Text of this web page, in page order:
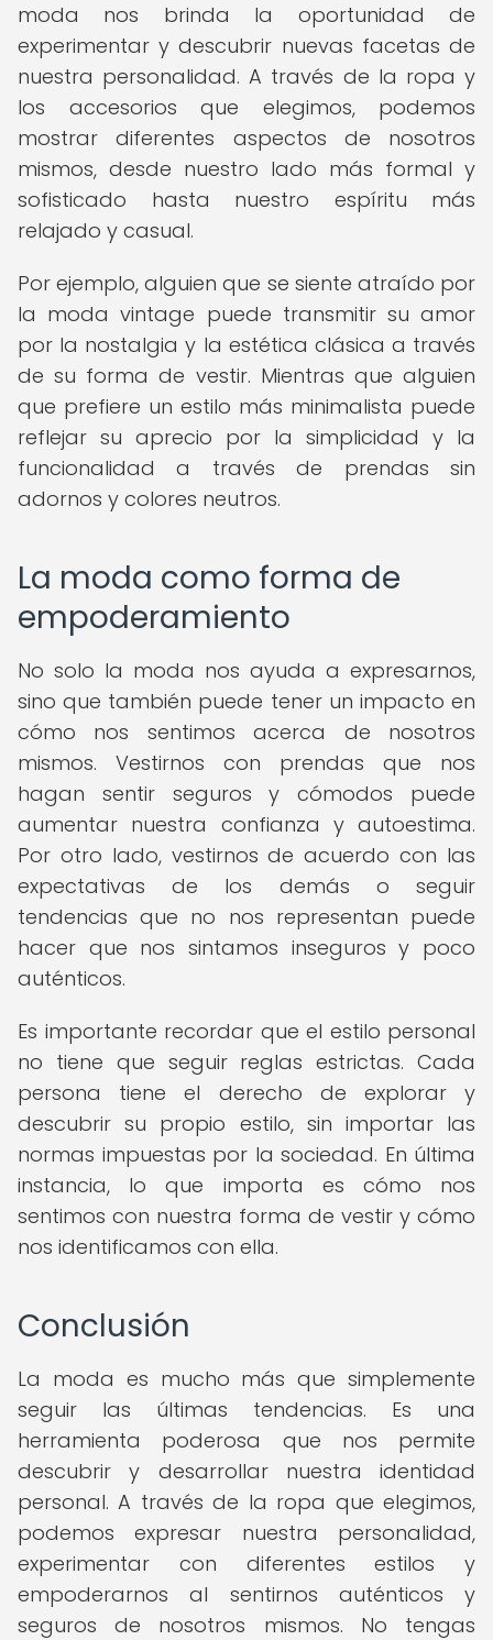
moda nos brinda la oportunidad de
experimentar y descubrir nuevas facetas de
nuestra personalidad. A través de la ropa y
los accesorios que elegimos, podemos
mostrar diferentes aspectos de nosotros
mismos, desde nuestro lado más formal y
sofisticado hasta nuestro espíritu más
relajado y casual.
Por ejemplo, alguien que se siente atraído por
la moda vintage puede transmitir su amor
por la nostalgia y la estética clásica a través
de su forma de vestir. Mientras que alguien
que prefiere un estilo más minimalista puede
reflejar su aprecio por la simplicidad y la
funcionalidad a través de prendas sin
adornos y colores neutros.
La moda como forma de
empoderamiento
No solo la moda nos ayuda a expresarnos,
sino que también puede tener un impacto en
cómo nos sentimos acerca de nosotros
mismos. Vestirnos con prendas que nos
hagan sentir seguros y cómodos puede
aumentar nuestra confianza y autoestima.
Por otro lado, vestirnos de acuerdo con las
expectativas de los demás o seguir
tendencias que no nos representan puede
hacer que nos sintamos inseguros y poco
auténticos.
Es importante recordar que el estilo personal
no tiene que seguir reglas estrictas. Cada
persona tiene el derecho de explorar y
descubrir su propio estilo, sin importar las
normas impuestas por la sociedad. En última
instancia, lo que importa es cómo nos
sentimos con nuestra forma de vestir y cómo
nos identificamos con ella.
Conclusión
La moda es mucho más que simplemente
seguir las últimas tendencias. Es una
herramienta poderosa que nos permite
descubrir y desarrollar nuestra identidad
personal. A través de la ropa que elegimos,
podemos expresar nuestra personalidad,
experimentar con diferentes estilos y
empoderarnos al sentirnos auténticos y
seguros de nosotros mismos. No tengas